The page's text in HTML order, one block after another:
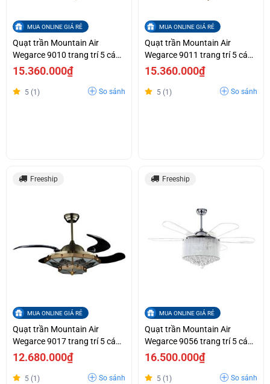
MUA ONLINE GIÁ RẺ
Quạt trần Mountain Air
Wegarce 9010 trang trí 5 cánh
nhựa trong suốt cụp xòe
15.360.000₫
5 (1) So sánh
MUA ONLINE GIÁ RẺ
Quạt trần Mountain Air
Wegarce 9011 trang trí 5 cánh
nhựa trong suốt cụp xoè
15.360.000₫
5 (1) So sánh
Freeship
MUA ONLINE GIÁ RẺ
Quạt trần Mountain Air
Wegarce 9017 trang trí 5 cánh
nhựa trong suốt cụp xòe
12.680.000₫
5 (1) So sánh
Freeship
MUA ONLINE GIÁ RẺ
Quạt trần Mountain Air
Wegarce 9056 trang trí 5 cánh
nhựa MS trong suốt cụp xòe
16.500.000₫
5 (1) So sánh